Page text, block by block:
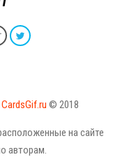
CardsGif.ru © 2018
на сайте
авторам.